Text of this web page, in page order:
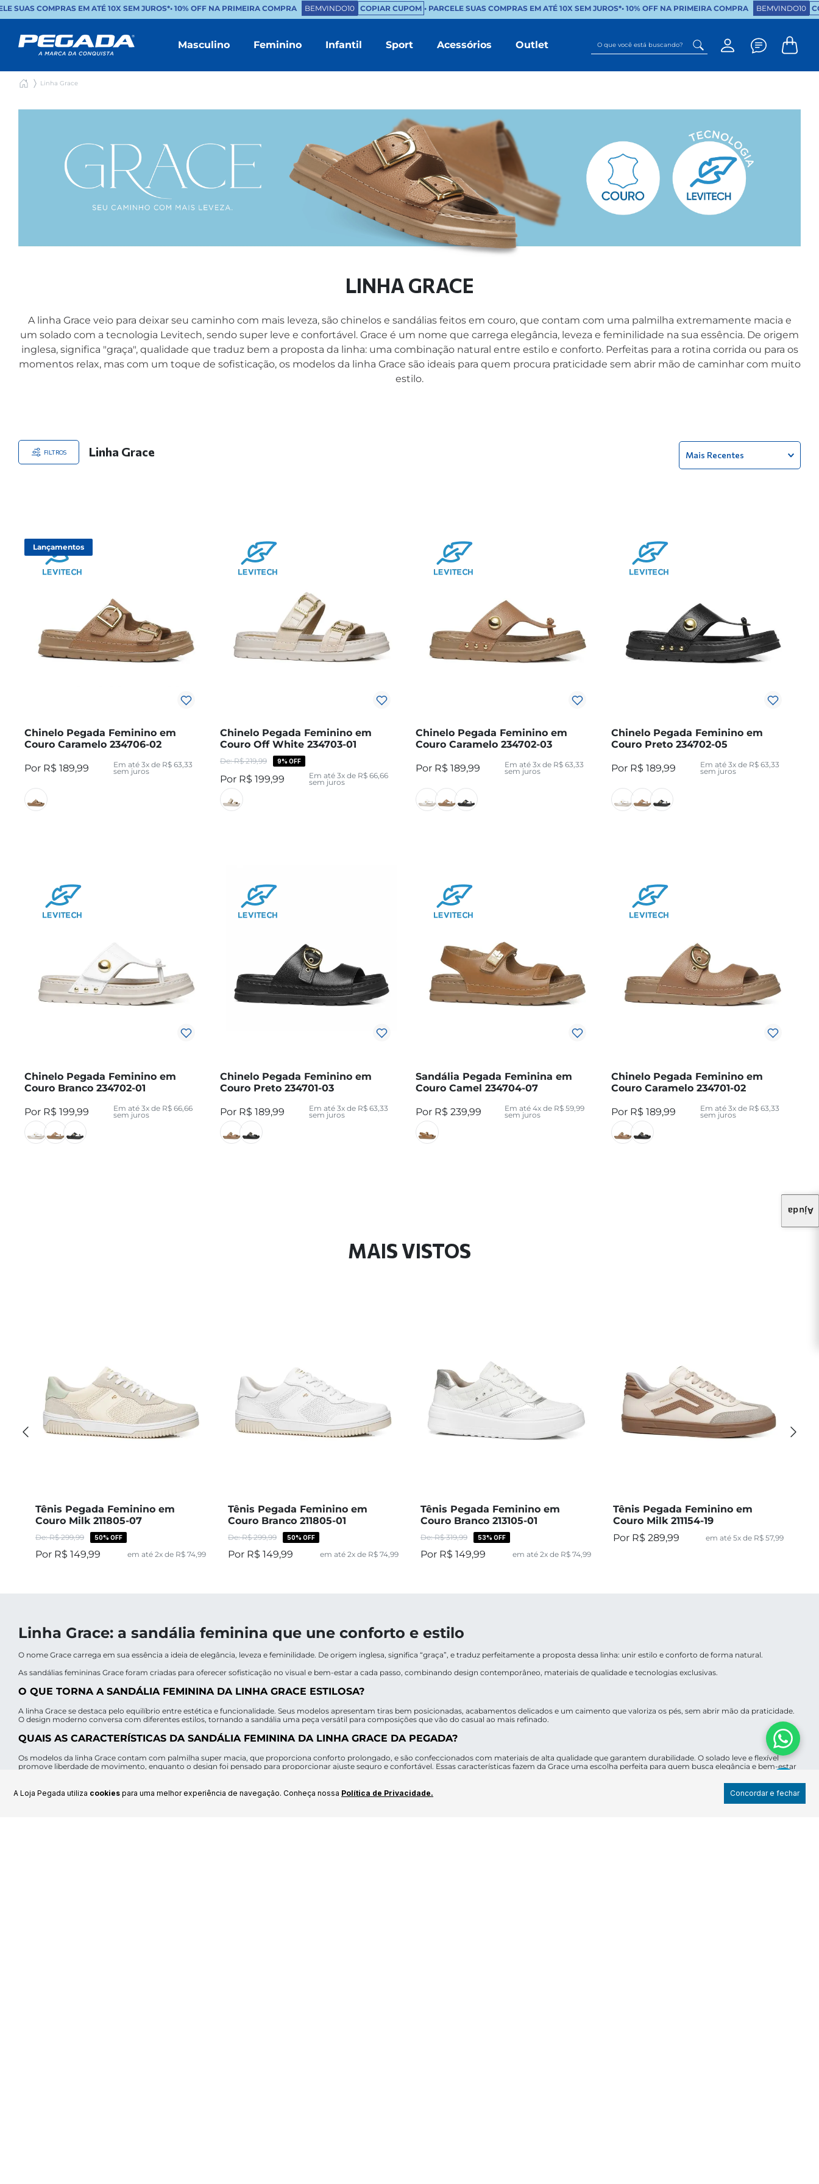
A Loja Pegada utiliza cookies para uma melhor experiência de navegação. Conheça nossa Política de Privacidade. Concordar e fechar
Ajuda
SUAS COMPRAS EM ATÉ 10X SEM JUROS*•10% OFF NA PRIMEIRA COMPRA BEMVINDO10 COPIAR CUPOM • PARCELE SUAS COMPRAS EM ATÉ 10X SEM JUROS*•10% OFF NA PRIMEIRA COMPRA BEMVINDO10
Masculino Feminino Infantil Sport Acessórios Outlet O que você está buscando?
Linha Grace
LINHA GRACE
A linha Grace veio para deixar seu caminho com mais leveza, são chinelos e sandálias feitos em couro, que contam com uma palmilha extremamente macia e
um solado com a tecnologia Levitech, sendo super leve e confortável. Grace é um nome que carrega elegância, leveza e feminilidade na sua essência. De origem
inglesa, significa "graça", qualidade que traduz bem a proposta da linha: uma combinação natural entre estilo e conforto. Perfeitas para a rotina corrida ou para os
momentos relax, mas com um toque de sofisticação, os modelos da linha Grace são ideais para quem procura praticidade sem abrir mão de caminhar com muito
estilo.
FILTROS Linha Grace Mais Recentes
Lançamentos
Chinelo Pegada Feminino em
Couro Caramelo 234706-02
R$ 189,99 Em até 3x de R$ 63,33
sem juros
Chinelo Pegada Feminino em
Couro Off White 234703-01
R$ 219,99 9% OFF
R$ 199,99 Em até 3x de R$ 66,66
sem juros
Chinelo Pegada Feminino em
Couro Caramelo 234702-03
R$ 189,99 Em até 3x de R$ 63,33
sem juros
Chinelo Pegada Feminino em
Couro Preto 234702-05
R$ 189,99 Em até 3x de R$ 63,33
sem juros
Chinelo Pegada Feminino em
Couro Branco 234702-01
R$ 199,99 Em até 3x de R$ 66,66
sem juros
Chinelo Pegada Feminino em
Couro Preto 234701-03
R$ 189,99 Em até 3x de R$ 63,33
sem juros
Sandália Pegada Feminina em
Couro Camel 234704-07
R$ 239,99 Em até 4x de R$ 59,99
sem juros
Chinelo Pegada Feminino em
Couro Caramelo 234701-02
R$ 189,99 Em até 3x de R$ 63,33
sem juros
MAIS VISTOS
Tênis Pegada Feminino em
Couro Milk 211805-07
R$ 299,99 50% OFF
R$ 149,99 em até 2x de R$ 74,99
Tênis Pegada Feminino em
Couro Branco 211805-01
R$ 299,99 50% OFF
R$ 149,99 em até 2x de R$ 74,99
Tênis Pegada Feminino em
Couro Branco 213105-01
R$ 319,99 53% OFF
R$ 149,99 em até 2x de R$ 74,99
Tênis Pegada Feminino em
Couro Milk 211154-19
R$ 289,99 em até 5x de R$ 57,99
Linha Grace: a sandália feminina que une conforto e estilo
O nome Grace carrega em sua essência a ideia de elegância, leveza e feminilidade. De origem inglesa, significa “graça”, e traduz perfeitamente a proposta dessa linha: unir estilo e conforto de forma natural.
As sandálias femininas Grace foram criadas para oferecer sofisticação no visual e bem-estar a cada passo, combinando design contemporâneo, materiais de qualidade e tecnologias exclusivas.
O QUE TORNA A SANDÁLIA FEMININA DA LINHA GRACE ESTILOSA?
A linha Grace se destaca pelo equilíbrio entre estética e funcionalidade. Seus modelos apresentam tiras bem posicionadas, acabamentos delicados e um caimento que valoriza os pés, sem abrir mão da praticidade.
O design moderno conversa com diferentes estilos, tornando a sandália uma peça versátil para composições que vão do casual ao mais refinado.
QUAIS AS CARACTERÍSTICAS DA SANDÁLIA FEMININA DA LINHA GRACE DA PEGADA?
Os modelos da linha Grace contam com palmilha super macia, que proporciona conforto prolongado, e são confeccionados com materiais de alta qualidade que garantem durabilidade. O solado leve e flexível
promove liberdade de movimento, enquanto o design foi pensado para proporcionar ajuste seguro e confortável. Essas características fazem da Grace uma escolha perfeita para quem busca elegância e bem-estar
EM QUAIS OCASIÕES POSSO UTILIZAR A SANDÁLIA FEMININA DA LINHA GRACE?
2º
branco
4º
sapatenis
5º
bota
6º
chinelo masculino
mocassim
sandalia